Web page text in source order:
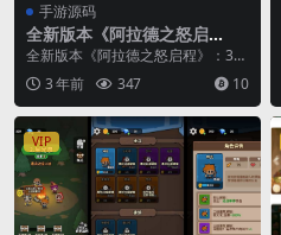
手游源码
全新版本《阿拉德之怒启
程》：3D横版格斗闯关剧情任
务手游，支持安卓和苹果IOS
双端，附带打包Linux服务端
全新版本《阿拉德之怒启程》：3D
横版格斗闯关剧情任务手游，支持
安卓和苹果IOS双...
3 年前 347 10
VIP